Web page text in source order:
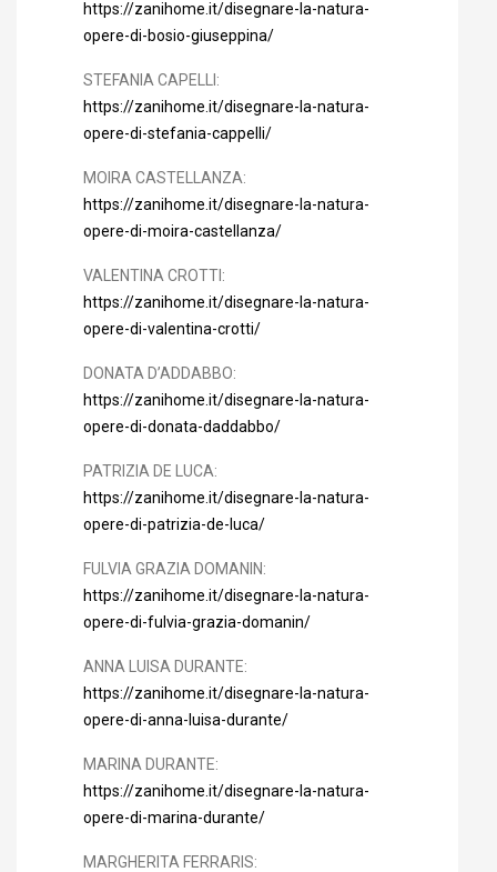
https://zanihome.it/disegnare-la-natura-
opere-di-bosio-giuseppina/
STEFANIA CAPELLI:
https://zanihome.it/disegnare-la-natura-
opere-di-stefania-cappelli/
MOIRA CASTELLANZA:
https://zanihome.it/disegnare-la-natura-
opere-di-moira-castellanza/
VALENTINA CROTTI:
https://zanihome.it/disegnare-la-natura-
opere-di-valentina-crotti/
DONATA D’ADDABBO:
https://zanihome.it/disegnare-la-natura-
opere-di-donata-daddabbo/
PATRIZIA DE LUCA:
https://zanihome.it/disegnare-la-natura-
opere-di-patrizia-de-luca/
FULVIA GRAZIA DOMANIN:
https://zanihome.it/disegnare-la-natura-
opere-di-fulvia-grazia-domanin/
ANNA LUISA DURANTE:
https://zanihome.it/disegnare-la-natura-
opere-di-anna-luisa-durante/
MARINA DURANTE:
https://zanihome.it/disegnare-la-natura-
opere-di-marina-durante/
MARGHERITA FERRARIS: